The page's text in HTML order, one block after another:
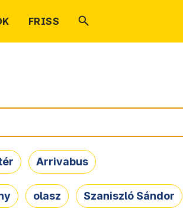
FRISS
Arrivabus
olasz Szaniszló Sándor